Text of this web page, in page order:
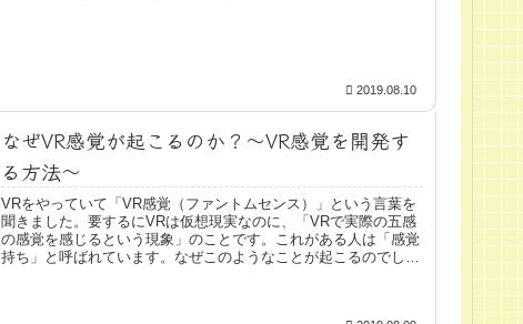
2019.08.10
なぜVR感覚が起こるのか？～VR感覚を開発す
る方法～
VRをやっていて「VR感覚（ファントムセンス）」という言葉を
聞きました。要するにVRは仮想現実なのに、「VRで実際の五感
の感覚を感じるという現象」のことです。これがある人は「感覚
持ち」と呼ばれています。なぜこのようなことが起こるのでしょ